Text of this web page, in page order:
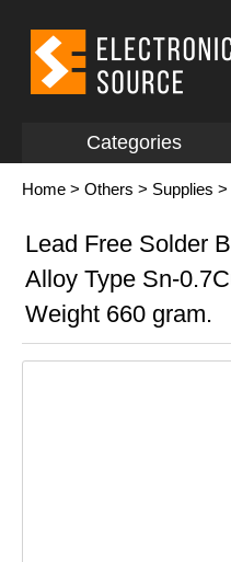
Categories
Home > Others > Supplies >
Lead Free Solder
Alloy Type Sn-
Weight 660 gram.